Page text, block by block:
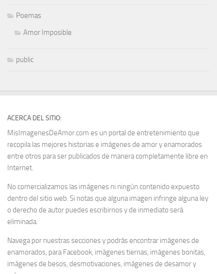
Poemas
Amor Imposible
public
ACERCA DEL SITIO:
MisImagenesDeAmor.com es un portal de entretenimiento que
recopila las mejores historias e imágenes de amor y enamorados
entre otros para ser publicados de manera completamente libre en
Internet.
No comercializamos las imágenes ni ningún contenido expuesto
dentro del sitio web. Si notas que alguna imagen infringe alguna ley
o derecho de autor puedes escribirnos y de inmediato será
eliminada.
Navega por nuestras secciones y podrás encontrar imágenes de
enamorados, para Facebook, imágenes tiernas, imágenes bonitas,
imágenes de besos, desmotivaciones, imágenes de desamor y